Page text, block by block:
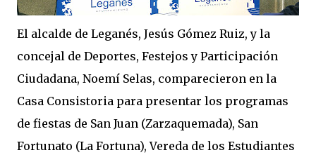
El alcalde de Leganés, Jesús Gómez Ruiz, y la
concejal de Deportes, Festejos y Participación
Ciudadana, Noemí Selas, comparecieron en la
Casa Consistoria para presentar los programas
de fiestas de San Juan (Zarzaquemada), San
Fortunato (La Fortuna), Vereda de los Estudiantes